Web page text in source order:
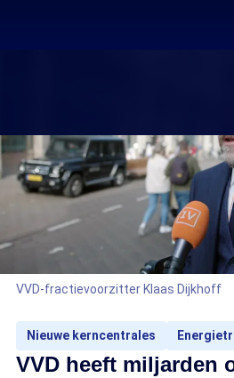
VVD-fractievoorzitter Klaas Dijkhoff
Nieuwe kerncentrales
VVD heeft miljarden